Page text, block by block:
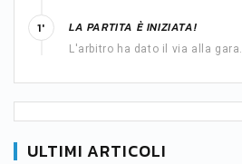
LA PARTITA È INIZIATA!
L'arbitro ha dato il via alla gara.
1'
ULTIMI ARTICOLI